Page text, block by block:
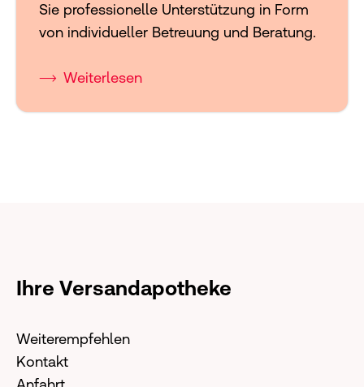
Sie professionelle Unterstützung in Form
von individueller Betreuung und Beratung.
Weiterlesen
Ihre Versandapotheke
Weiterempfehlen
Kontakt